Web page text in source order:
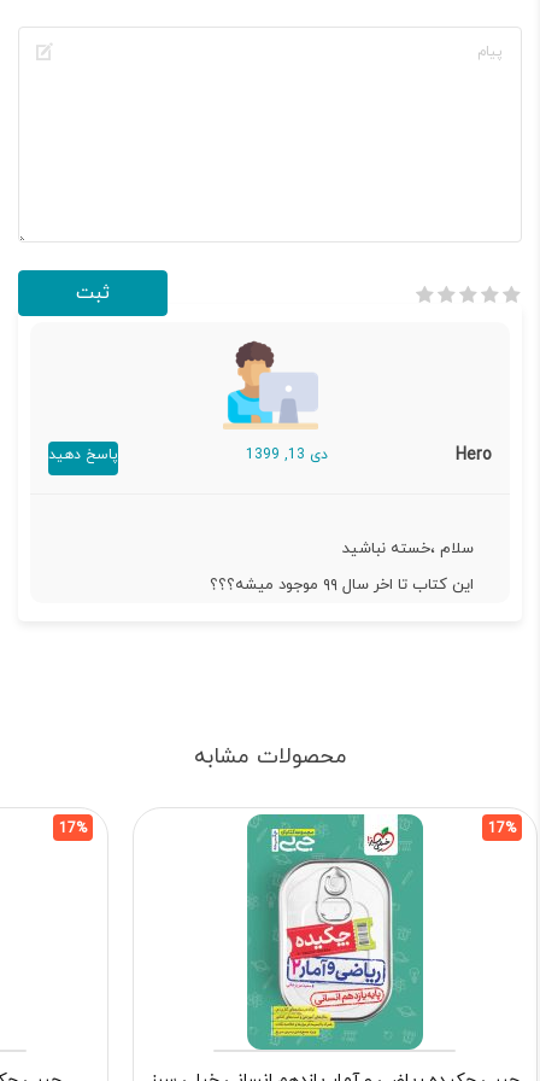
Hero دی 13, 1399 پاسخ دهید
سلام ،خسته نباشید
این کتاب تا اخر سال ۹۹ موجود میشه؟؟؟
محصولات مشابه
17%
17%